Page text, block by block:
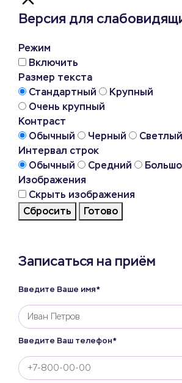
Версия для
Режим
Включить
Размер текста
Стандартный
Крупный
Очень крупный
Контраст
Обычный
Черный
Светлый
Интервал строк
Обычный
Средний
Изображения
Скрыть изображения
Сбросить
Готово
Записаться на приём
Введите Ваше имя*
Введите Ваш телефон*